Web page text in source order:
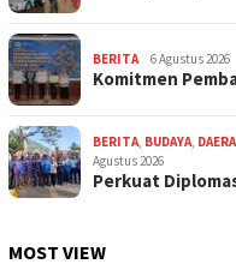
BERITA 6 Agustus 2026
Komitmen
BERITA, BUDAYA,
Agustus 2026
Perkuat
MOST VIEW